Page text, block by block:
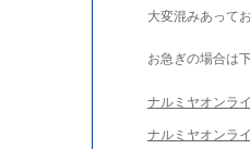
大変混みあって
お急ぎの場合は
ナルミヤオンラ
ナルミヤオンラ